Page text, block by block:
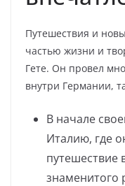
Путешествия и
частью жизни и
Гете. Он провел
внутри Германии,
В начале
Италию, где
путешествие
знаменитого